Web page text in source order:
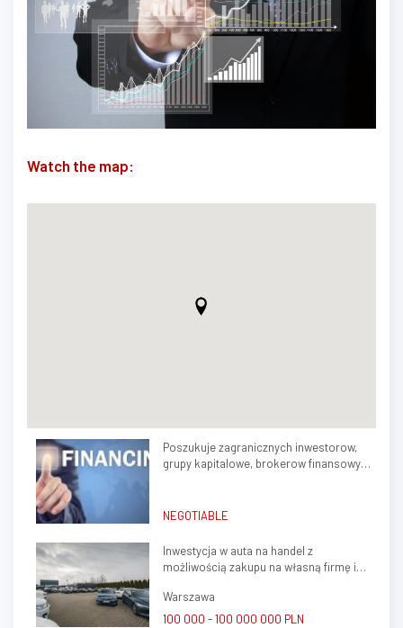
Watch the map:
Poszukuje zagranicznych inwestorow,
grupy kapitalowe, brokerow finansowych
NEGOTIABLE
Inwestycja w auta na handel z
możliwością zakupu na własną firmę i
Warszawa
100 000 - 100 000 000 PLN